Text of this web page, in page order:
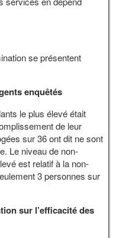
se présentent
enquêtés
le plus élevé était
de leur
sur 36 ont dit ne sont
Le niveau de non-
est relatif à la non-
3 personnes sur
sur l’efficacité des